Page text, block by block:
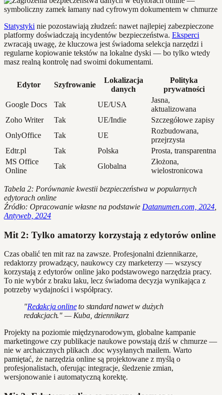
Statystyki nie pozostawiają złudzeń: nawet najlepiej zabezpieczone
platformy doświadczają incydentów bezpieczeństwa. Eksperci
zwracają uwagę, że kluczowa jest świadoma selekcja narzędzi i
regularne kopiowanie tekstów na lokalne dyski — bo tylko wtedy
masz realną kontrolę nad swoimi dokumentami.
Edytor Szyfrowanie
Lokalizacja
danych
Polityka
prywatności
Google Docs
Tak UE/USA
Jasna,
aktualizowana
Zoho Writer
Tak UE/Indie
Szczegółowe zapisy
OnlyOffice
Tak UE
Rozbudowana,
przejrzysta
Edtr.pl
Tak Polska
Prosta, transparentna
MS Office
Online
Tak Globalna
Złożona,
wielostronicowa
Tabela 2: Porównanie kwestii bezpieczeństwa w popularnych
edytorach online
Źródło: Opracowanie własne na podstawie Datanumen.com, 2024
Antyweb, 2024
Mit 2: Tylko amatorzy korzystają z edytorów online
Czas obalić ten mit raz na zawsze. Profesjonalni dziennikarze,
redaktorzy prowadzący, naukowcy czy marketerzy — wszyscy
korzystają z edytorów online jako podstawowego narzędzia pracy.
To nie wybór z braku laku, lecz świadoma decyzja wynikająca z
potrzeby wydajności i współpracy.
"Redakcja onlineto standard nawet w dużych
redakcjach." — Kuba, dziennikarz
Projekty na poziomie międzynarodowym, globalne kampanie
marketingowe czy publikacje naukowe powstają dziś w chmurze —
nie w archaicznych plikach .doc wysyłanych mailem. Warto
pamiętać, że narzędzia online są projektowane z myślą o
profesjonalistach, oferując integracje, śledzenie zmian,
wersjonowanie i automatyczną korektę.